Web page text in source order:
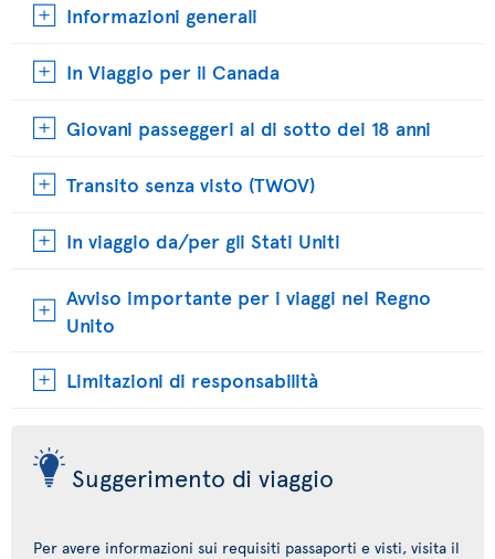
Informazioni generali
In Viaggio per il Canada
Giovani passeggeri al di sotto dei 18 anni
Transito senza visto (TWOV)
In viaggio da/per gli Stati Uniti
Avviso importante per i viaggi nel Regno
Unito
Limitazioni di responsabilità
Suggerimento di viaggio
Per avere informazioni sui requisiti passaporti e visti, visita il